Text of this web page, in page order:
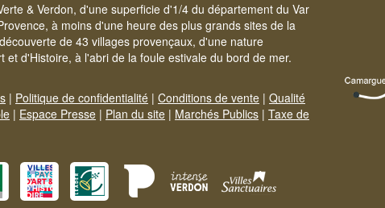
& Verdon, d'une superficie d'1/4 du département du Var
à moins d'une heure des plus grands sites de la
de 43 villages provençaux, d'une nature
et d'Histoire, à l'abri de la foule estivale du bord de mer.
| Politique de confidentialité | Conditions de vente | Qualité
| Espace Presse | Plan du site | Marchés Publics | Taxe de